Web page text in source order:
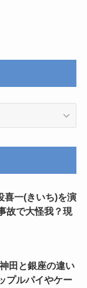
喜一(きいち)を演
故で大怪我？現
田と銀座の違い
プルパイやケー